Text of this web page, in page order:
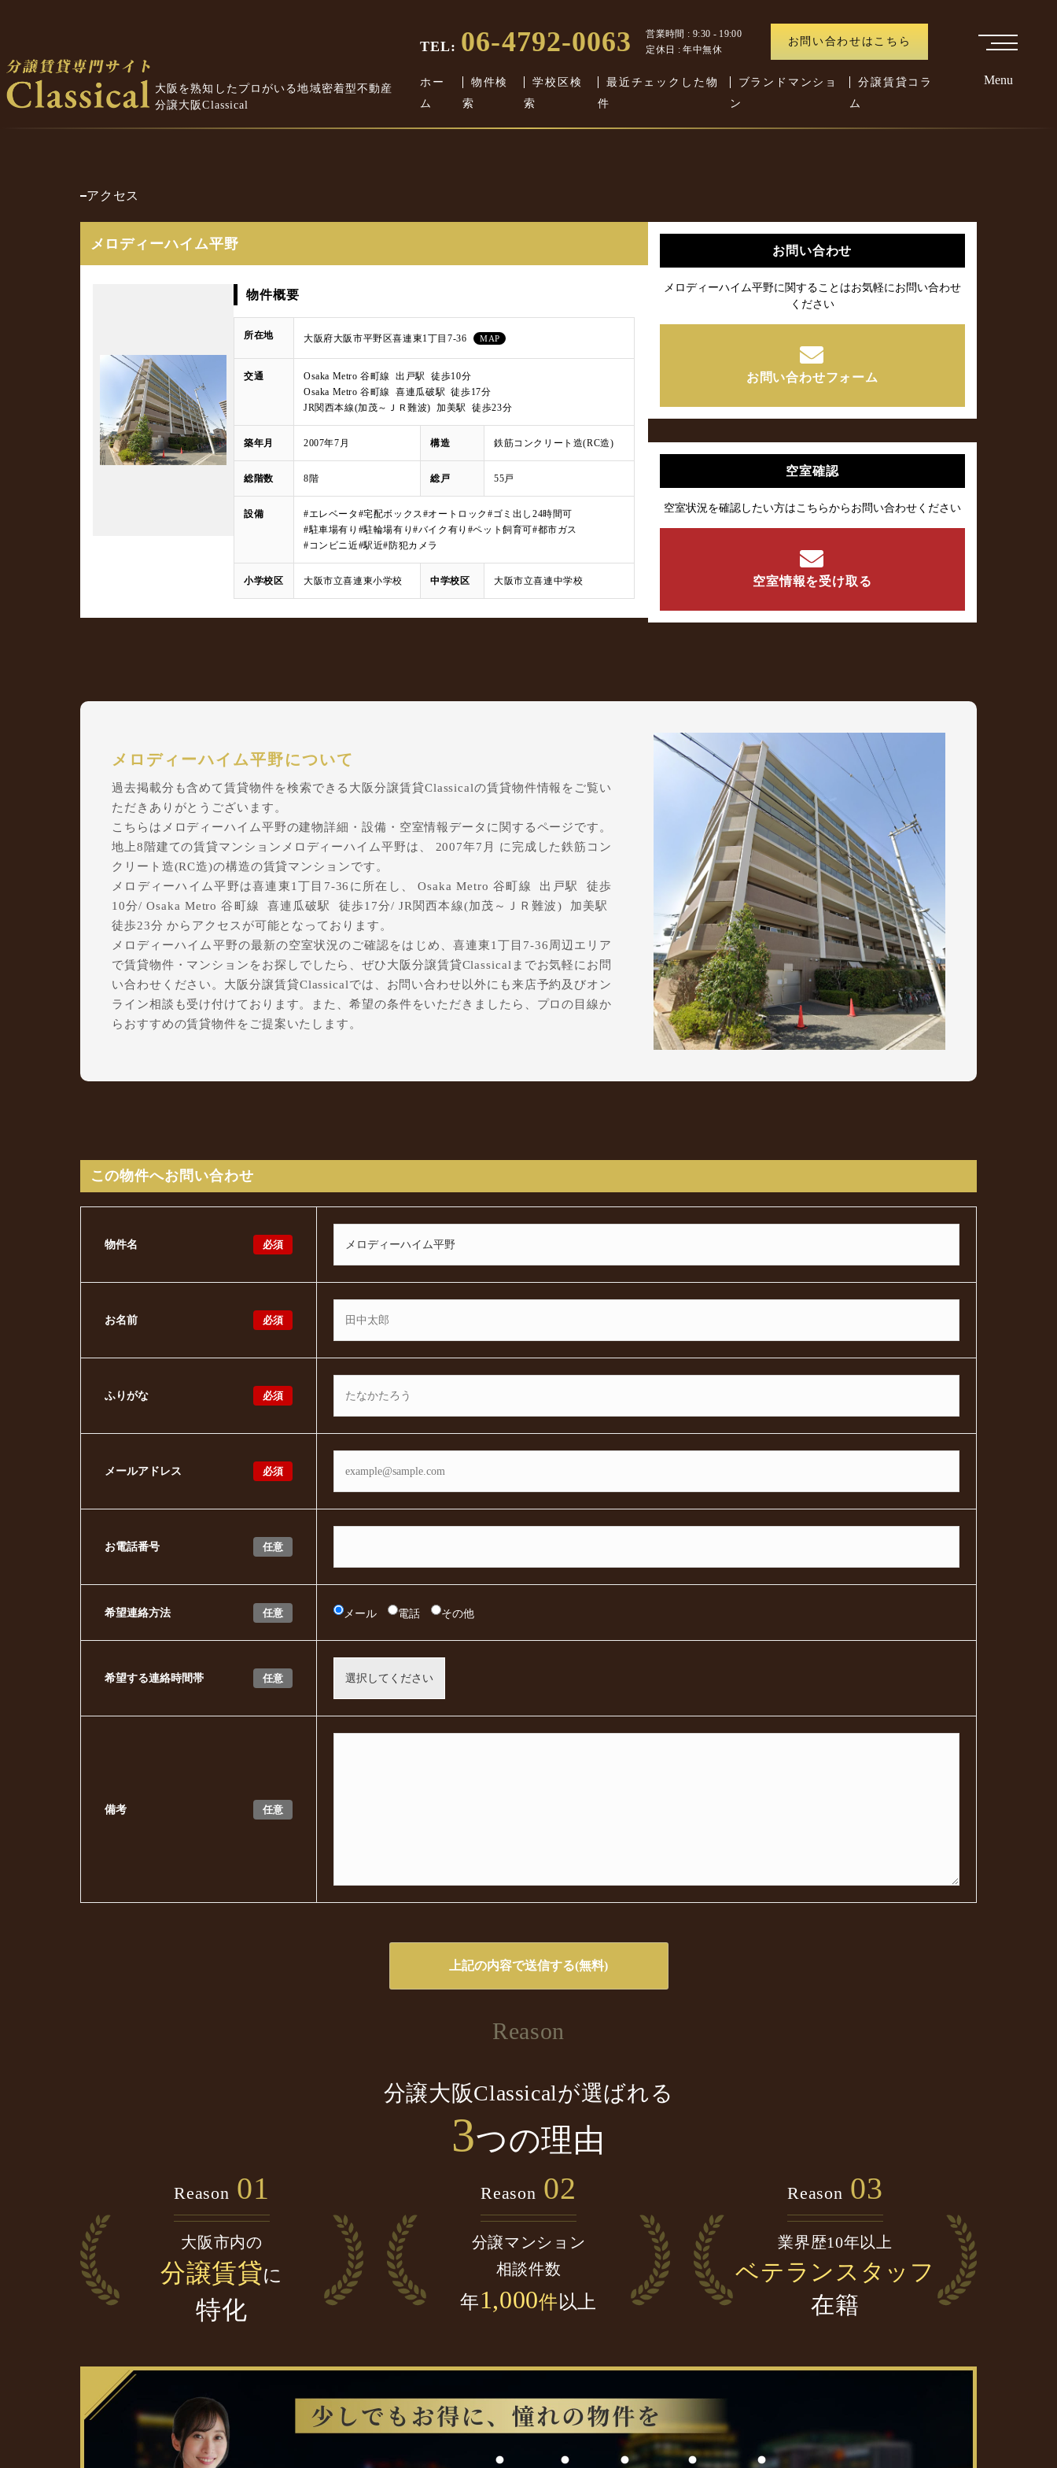
大阪を熟知したプロがいる地域密着型不動産
分譲大阪Classical
TEL: 06-4792-0063
営業時間 : 9:30 - 19:00
定休日 : 年中無休
お問い合わせはこちら
ホー
ム
物件検
索
学校区検
索
最近チェックした物
件
ブランドマンショ
ン
分譲賃貸コラ
ム
Menu
アクセス
メロディーハイム平野
物件概要
所在地 大阪府大阪市平野区喜連東1丁目7-36 MAP
交通
Osaka Metro 谷町線 出戸駅 徒歩10分
Osaka Metro 谷町線 喜連瓜破駅 徒歩17分
JR関西本線(加茂～ＪＲ難波) 加美駅 徒歩23分
築年月 2007年7月 構造 鉄筋コンクリート造(RC造)
総階数 8階 総戸 55戸
設備 #エレベータ #宅配ボックス#オートロック#ゴミ出し24時間可
#駐車場有り #駐輪場有り#バイク有り #ペット飼育可#都市ガス
#コンビニ近#駅近#防犯カメラ
小学校区 大阪市立喜連東小学校 中学校区 大阪市立喜連中学校
お問い合わせ
メロディーハイム平野に関することはお気軽にお問い合わせ
ください
お問い合わせフォーム
空室確認
空室状況を確認したい方はこちらからお問い合わせください
空室情報を受け取る
メロディーハイム平野について
過去掲載分も含めて賃貸物件を検索できる大阪分譲賃貸Classicalの賃貸物件情報をご覧い
ただきありがとうございます。
こちらはメロディーハイム平野の建物詳細・設備・空室情報データに関するページです。
地上8階建ての賃貸マンションメロディーハイム平野は、 2007年7月 に完成した鉄筋コン
クリート造(RC造)の構造の賃貸マンションです。
メロディーハイム平野は喜連東1丁目7-36に所在し、 Osaka Metro 谷町線 出戸駅 徒歩
10分/ Osaka Metro 谷町線 喜連瓜破駅 徒歩17分/ JR関西本線(加茂～ＪＲ難波) 加美駅
徒歩23分 からアクセスが可能となっております。
メロディーハイム平野の最新の空室状況のご確認をはじめ、喜連東1丁目7-36周辺エリア
で賃貸物件・マンションをお探しでしたら、ぜひ大阪分譲賃貸Classicalまでお気軽にお問
い合わせください。大阪分譲賃貸Classicalでは、お問い合わせ以外にも来店予約及びオン
ライン相談も受け付けております。また、希望の条件をいただきましたら、プロの目線か
らおすすめの賃貸物件をご提案いたします。
この物件へお問い合わせ
必須
物件名
必須
お名前
必須
ふりがな
必須
メールアドレス
任意
お電話番号
任意
希望連絡方法 メール 電話 その他
任意
希望する連絡時間帯
任意
備考
Reason
分譲大阪Classicalが選ばれる
3つの理由
Reason 01
大阪市内の
分譲賃貸に
特化
Reason 02
分譲マンション
相談件数
年1,000件以上
Reason 03
業界歴10年以上
ベテランスタッフ
在籍